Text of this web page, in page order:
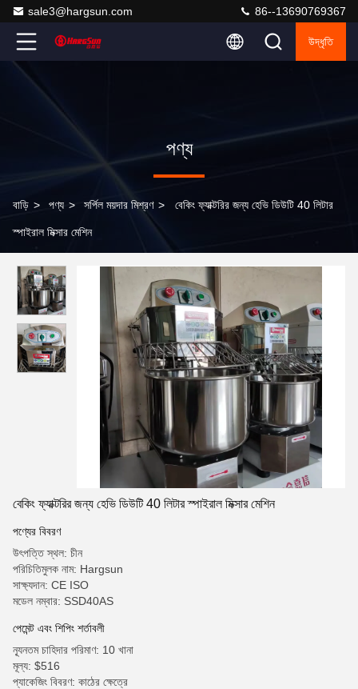
sale3@hargsun.com 86--13690769367
উদ্ধৃতি
পণ্য
বাড়ি > পণ্য > সর্পিল ময়দার মিশ্রণ > বেকিং ফ্যাক্টরির জন্য হেভি ডিউটি ​​40 লিটার
স্পাইরাল মিক্সার মেশিন
বেকিং ফ্যাক্টরির জন্য হেভি ডিউটি ​​40 লিটার স্পাইরাল মিক্সার মেশিন
পণ্যের বিবরণ
উৎপত্তি স্থল: চীন
পরিচিতিমুলক নাম: Hargsun
সাক্ষ্যদান: CE ISO
মডেল নম্বার: SSD40AS
পেমেন্ট এবং শিপিং শর্তাবলী
ন্যূনতম চাহিদার পরিমাণ: 10 খানা
মূল্য: $516
প্যাকেজিং বিবরণ: কাঠের ক্ষেত্রে